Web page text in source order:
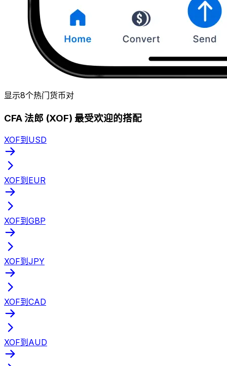
显示8个热门货币对
CFA 法郎 (XOF) 最受欢迎的搭配
XOF到USD
XOF到EUR
XOF到GBP
XOF到JPY
XOF到CAD
XOF到AUD